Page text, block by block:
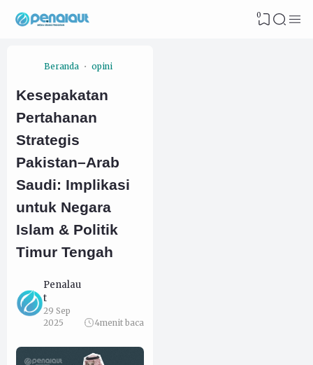
0
Beranda opini
Kesepakatan
Pertahanan
Strategis
Pakistan–Arab
Saudi: Implikasi
untuk Negara
Islam & Politik
Timur Tengah
Penalau
t
29 Sep
2025
4menit baca